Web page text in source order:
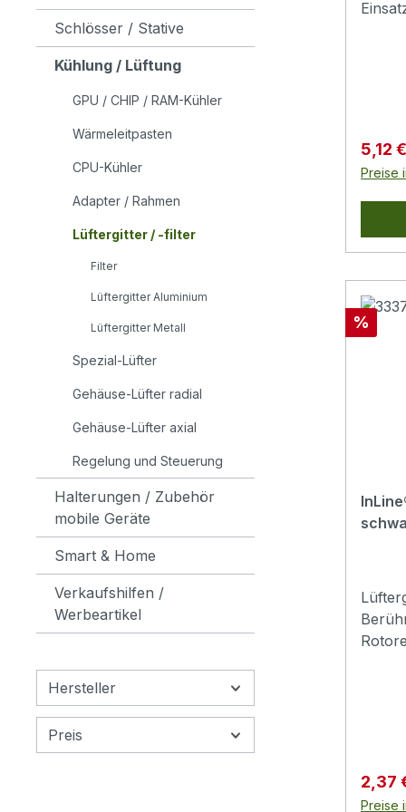
Schlösser / Stative
Kühlung / Lüftung
GPU / CHIP / RAM-Kühler
Wärmeleitpasten
CPU-Kühler
Adapter / Rahmen
Lüftergitter / -filter
Filter
Lüftergitter Aluminium
Lüftergitter Metall
Spezial-Lüfter
Gehäuse-Lüfter radial
Gehäuse-Lüfter axial
Regelung und Steuerung
Halterungen / Zubehör
mobile Geräte
Smart & Home
Verkaufshilfen /
Werbeartikel
Hersteller
Preis
Filter
Halt
der
und
IT-
sich
5,12 €
Preise
Rabatt
%
2,37
Preise